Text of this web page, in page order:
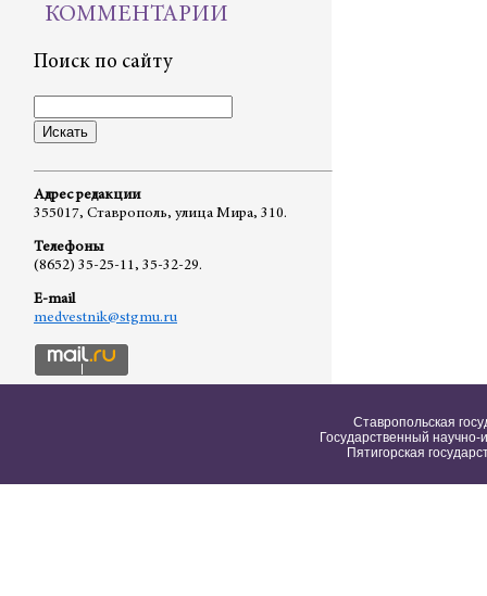
КОММЕНТАРИИ
Поиск по сайту
Адрес редакции
355017, Ставрополь, улица Мира, 310.
Телефоны
(8652) 35-25-11, 35-32-29.
E-mail
medvestnik@stgmu.ru
Ставропольская
Государственный научно-
Пятигорская